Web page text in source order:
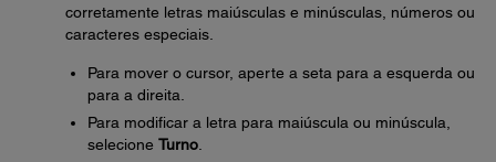
corretamente letras maiúsculas e minúsculas, números ou
caracteres especiais.
Para mover o cursor, aperte a seta para a esquerda ou
para a direita.
Para modificar a letra para maiúscula ou minúscula,
selecione Turno